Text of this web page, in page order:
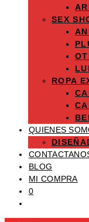
SEX
ROPA
QUIENES
BLOG
MI COMPRA
0